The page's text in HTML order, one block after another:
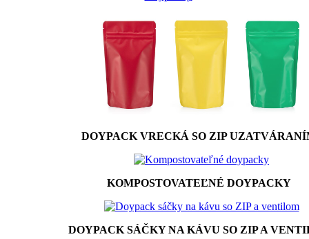
DOYPACK VRECKÁ SO ZIP
KOMPOSTOVATEĽNÉ DOYPACKY
DOYPACK SÁČKY NA KÁVU SO ZIP A